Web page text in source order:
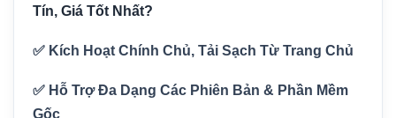
Tín, Giá Tốt Nhất?
✅ Kích Hoạt Chính Chủ, Tải Sạch Từ Trang Chủ
✅ Hỗ Trợ Đa Dạng Các Phiên Bản & Phần Mềm
Gốc